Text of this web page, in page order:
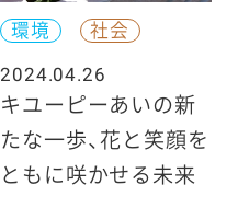
環境
社会
2024.04.26
キユーピーあいの新
たな一歩、花と笑顔を
ともに咲かせる未来